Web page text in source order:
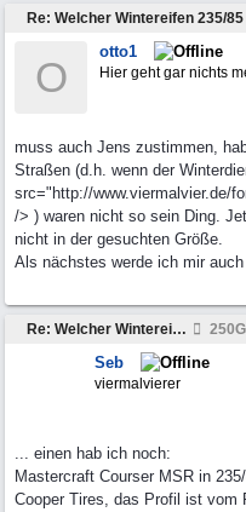
O
otto1
Hier geht gar nichts
muss auch Jens zustimmen,
Straßen (d.h. wenn der
src="http://www.viermalvier.de/
/> ) waren nicht so sein Ding.
nicht in der gesuchten Größe.
Als nächstes werde ich mir
Re: Welcher Wintereifen 235/85 R16 ist wirklich gut?
Seb
viermalvierer
... einen hab ich noch:
Mastercraft Courser MSR in
Cooper Tires, das Profil ist vom